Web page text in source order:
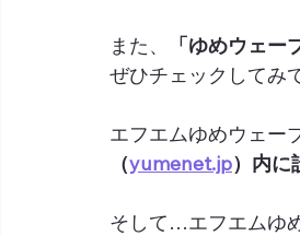
また、 「ゆめウェ
ぜひチェックしてみ
エフエムゆめウェー
（yumenet.jp）内に
そして…エフエムゆ